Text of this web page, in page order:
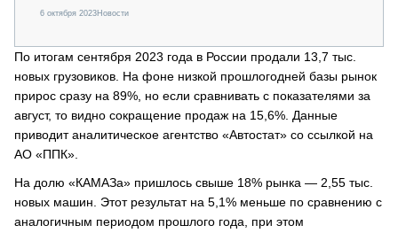
6 октября 2023Новости
По итогам сентября 2023 года в России продали 13,7 тыс.
новых грузовиков. На фоне низкой прошлогодней базы рынок
прирос сразу на 89%, но если сравнивать с показателями за
август, то видно сокращение продаж на 15,6%. Данные
приводит аналитическое агентство «Автостат» со ссылкой на
АО «ППК».
На долю «КАМАЗа» пришлось свыше 18% рынка — 2,55 тыс.
новых машин. Этот результат на 5,1% меньше по сравнению с
аналогичным периодом прошлого года, при этом